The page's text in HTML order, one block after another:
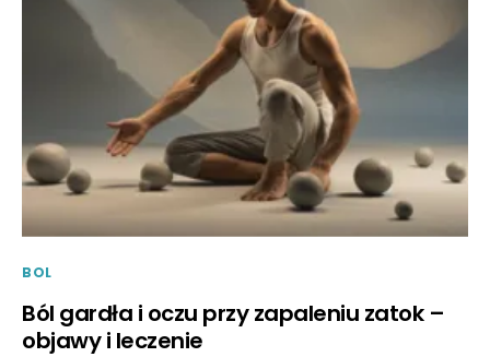
BOL
Ból gardła i oczu przy zapaleniu zatok –
objawy i leczenie